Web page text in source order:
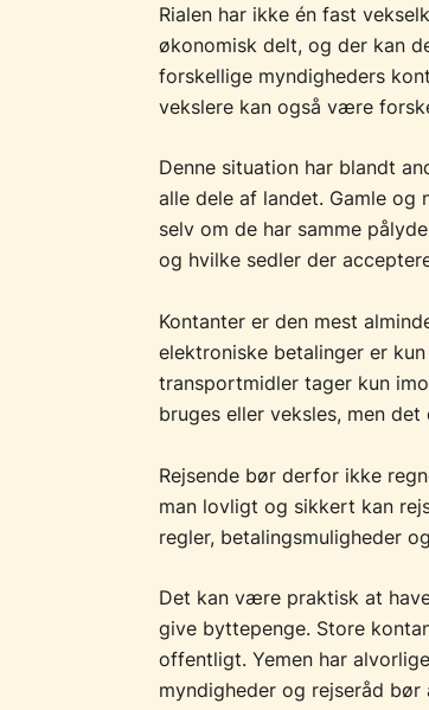
Rialen har ikke én fast
økonomisk delt, og der kan
forskellige myndigheders
vekslere kan også være
Denne situation har blandt
alle dele af landet. Gamle
selv om de har samme
og hvilke sedler der
Kontanter er den mest
elektroniske betalinger er
transportmidler tager kun
bruges eller veksles, men
Rejsende bør derfor ikke
man lovligt og sikkert kan
regler, betalingsmuligheder
Det kan være praktisk at
give byttepenge. Store
offentligt. Yemen har
myndigheder og rejseråd bør